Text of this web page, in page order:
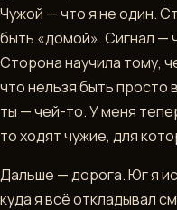
Чужой — что я не один.
быть «домой». Сигнал —
Сторона научила тому,
что нельзя быть просто
ты — чей-то. У меня
то ходят чужие, для
Дальше — дорога. Юг я
куда я всё откладывал